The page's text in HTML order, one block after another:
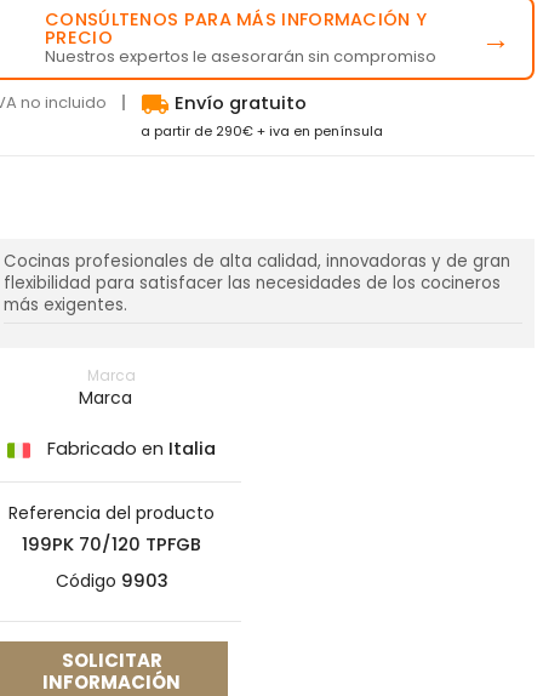
CONSÚLTENOS PARA MÁS INFORMACIÓN Y
PRECIO
Nuestros expertos le asesorarán sin compromiso →
no incluido local_shipping Envío gratuito
a partir de 290€ + iva en península
Cocinas profesionales de alta calidad, innovadoras y de gran
flexibilidad para satisfacer las necesidades de los cocineros
más exigentes.
Marca
Marca
Fabricado en Italia
Referencia del producto
199PK 70/120 TPFGB
Código 9903
SOLICITAR
INFORMACIÓN